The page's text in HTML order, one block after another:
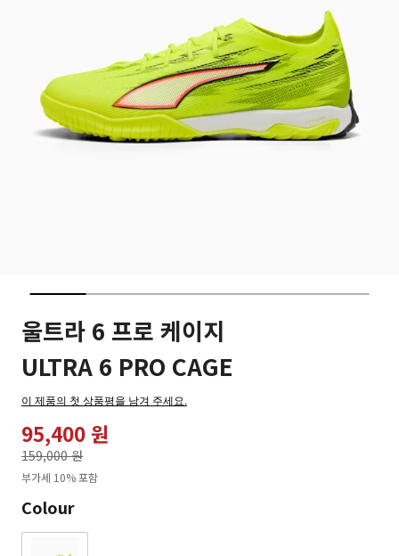
울트라 6 프로 케이지
ULTRA 6 PRO CAGE
이 제품의 첫 상품평을 남겨 주세요.
95,400 원
159,000 원
로
부가세 10% 포함
Colour